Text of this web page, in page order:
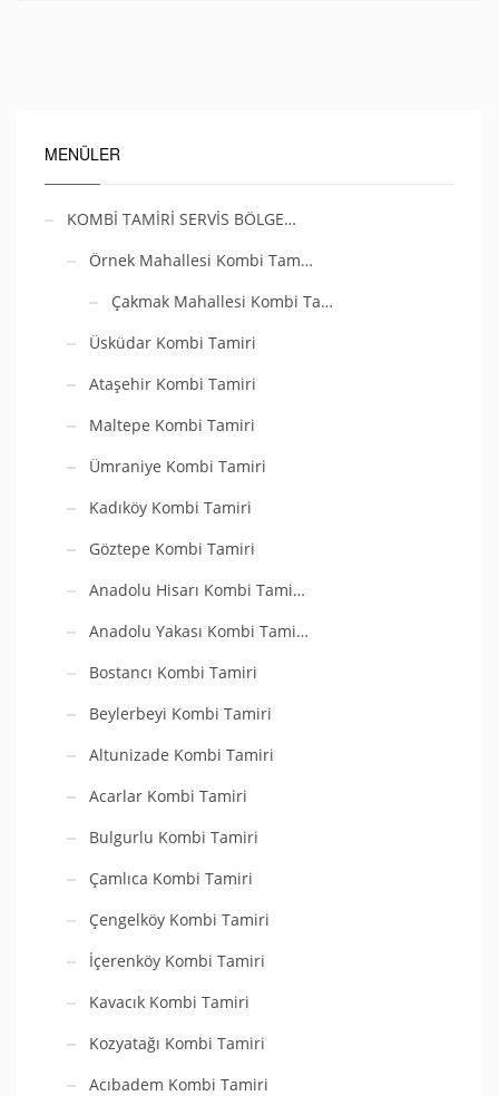
MENÜLER
KOMBİ TAMİRİ SERVİS BÖLGE…
Örnek Mahallesi Kombi Tam…
Çakmak Mahallesi Kombi Ta…
Üsküdar Kombi Tamiri
Ataşehir Kombi Tamiri
Maltepe Kombi Tamiri
Ümraniye Kombi Tamiri
Kadıköy Kombi Tamiri
Göztepe Kombi Tamiri
Anadolu Hisarı Kombi Tami…
Anadolu Yakası Kombi Tami…
Bostancı Kombi Tamiri
Beylerbeyi Kombi Tamiri
Altunizade Kombi Tamiri
Acarlar Kombi Tamiri
Bulgurlu Kombi Tamiri
Çamlıca Kombi Tamiri
Çengelköy Kombi Tamiri
İçerenköy Kombi Tamiri
Kavacık Kombi Tamiri
Kozyatağı Kombi Tamiri
Acıbadem Kombi Tamiri